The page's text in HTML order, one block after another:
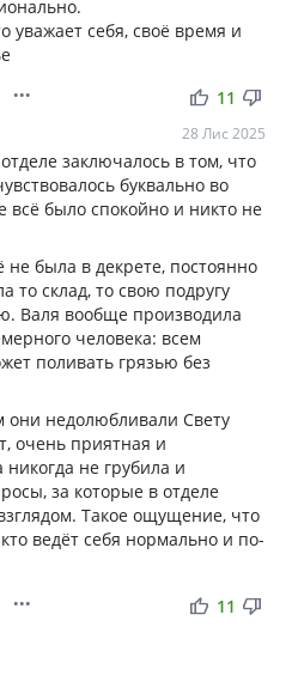
уважает себя, своё время и
••• thumb_up thumb_down
11
28 Лис 2025
заключалось в том, что
буквально во
было спокойно и никто не
не была в декрете, постоянно
то склад, то свою подругу
Валя вообще производила
человека: всем
поливать грязью без
недолюбливали Свету
очень приятная и
не грубила и
за которые в отделе
Такое ощущение, что
ведёт себя нормально и по-
••• thumb_up thumb_down
11